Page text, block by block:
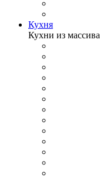
Кухня
Кухни из массива